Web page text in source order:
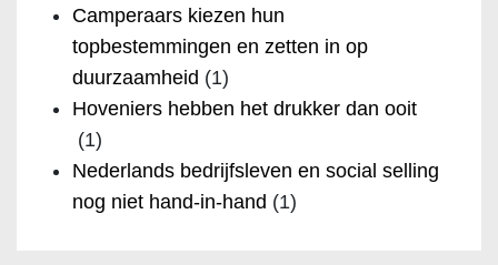
Camperaars kiezen hun
topbestemmingen en zetten in op
duurzaamheid (1)
Hoveniers hebben het drukker dan ooit
(1)
Nederlands bedrijfsleven en social selling
nog niet hand-in-hand (1)